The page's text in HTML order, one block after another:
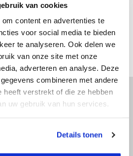
van cookies
content en advertenties te
voor social media te bieden
te analyseren. Ook delen we
van onze site met onze
adverteren en analyse. Deze
combineren met andere
heeft verstrekt of die ze hebben
uw gebruik van hun services.
Details tonen
online keuzehulp of bel direct